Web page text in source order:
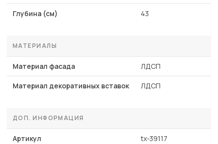
Глубина (см) 43
МАТЕРИАЛЫ
Материал фасада ЛДСП
Материал декоративных вставок ЛДСП
ДОП. ИНФОРМАЦИЯ
Артикул tx-39117